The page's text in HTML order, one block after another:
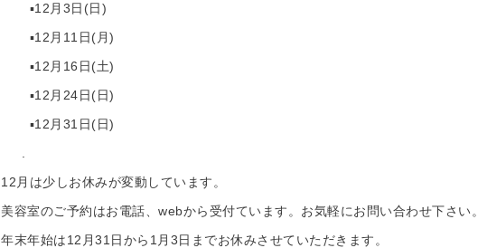
▪︎12月3日(日)
▪︎12月11日(月)
▪︎12月16日(土)
▪︎12月24日(日)
▪︎12月31日(日)
12月は少しお休みが変動しています。
美容室のご予約はお電話、webから受付ています。お気軽にお問い合わせ下さい。
年末年始は12月31日から1月3日までお休みさせていただきます。